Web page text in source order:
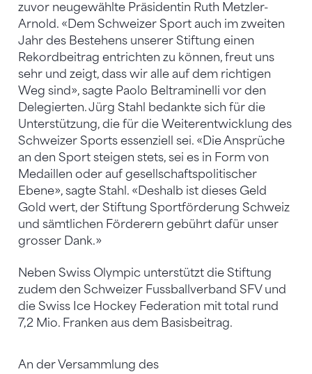
zuvor neugewählte Präsidentin Ruth Metzler-
Arnold. «Dem Schweizer Sport auch im zweiten
Jahr des Bestehens unserer Stiftung einen
Rekordbeitrag entrichten zu können, freut uns
sehr und zeigt, dass wir alle auf dem richtigen
Weg sind», sagte Paolo Beltraminelli vor den
Delegierten. Jürg Stahl bedankte sich für die
Unterstützung, die für die Weiterentwicklung des
Schweizer Sports essenziell sei. «Die Ansprüche
an den Sport steigen stets, sei es in Form von
Medaillen oder auf gesellschaftspolitischer
Ebene», sagte Stahl. «Deshalb ist dieses Geld
Gold wert, der Stiftung Sportförderung Schweiz
und sämtlichen Förderern gebührt dafür unser
grosser Dank.»
Neben Swiss Olympic unterstützt die Stiftung
zudem den Schweizer Fussballverband SFV und
die Swiss Ice Hockey Federation mit total rund
7,2 Mio. Franken aus dem Basisbeitrag.
An der Versammlung des